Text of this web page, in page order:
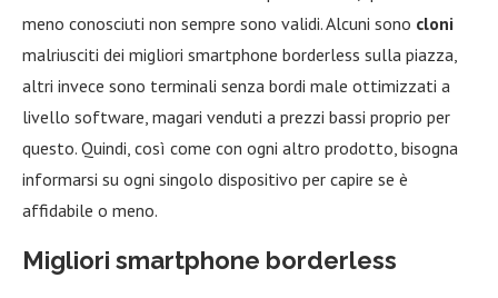
meno conosciuti non sempre sono validi. Alcuni sono cloni
malriusciti dei migliori smartphone borderless sulla piazza,
altri invece sono terminali senza bordi male ottimizzati a
livello software, magari venduti a prezzi bassi proprio per
questo. Quindi, così come con ogni altro prodotto, bisogna
informarsi su ogni singolo dispositivo per capire se è
affidabile o meno.
Migliori smartphone borderless